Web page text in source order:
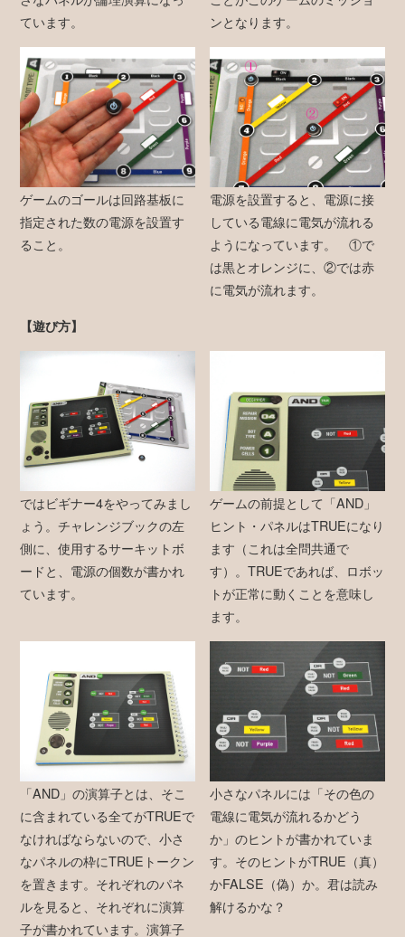
ています。
ンとなります。
ゲームのゴールは回路基板に
指定された数の電源を設置す
ること。
電源を設置すると、電源に接
している電線に電気が流れる
ようになっています。 ①で
は黒とオレンジに、②では赤
に電気が流れます。
【遊び方】
ではビギナー4をやってみまし
ょう。チャレンジブックの左
側に、使用するサーキットボ
ードと、電源の個数が書かれ
ています。
ゲームの前提として「AND」
ヒント・パネルはTRUEになり
ます（これは全問共通で
す）。TRUEであれば、ロボッ
トが正常に動くことを意味し
ます。
「AND」の演算子とは、そこ
に含まれている全てがTRUEで
なければならないので、小さ
なパネルの枠にTRUEトークン
を置きます。それぞれのパネ
ルを見ると、それぞれに演算
子が書かれています。演算子
小さなパネルには「その色の
電線に電気が流れるかどう
か」のヒントが書かれていま
す。そのヒントがTRUE（真）
かFALSE（偽）か。君は読み
解けるかな？